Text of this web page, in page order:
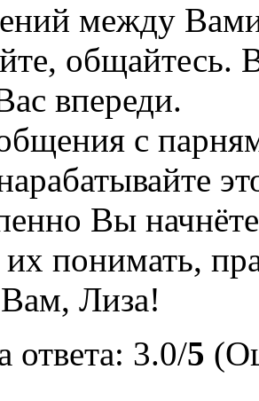
между
общайтесь.
впереди.
с
Вы
понимать,
Лиза!
ответа: 3.0/5